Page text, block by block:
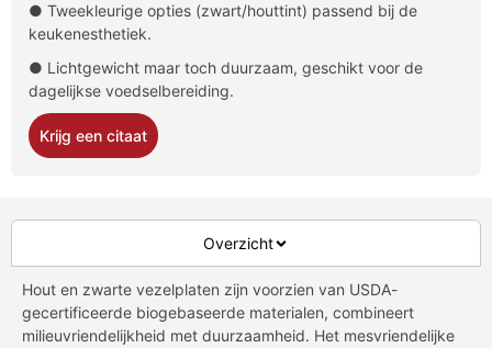
● Tweekleurige opties (zwart/houttint) passend bij de
keukenesthetiek.
● Lichtgewicht maar toch duurzaam, geschikt voor de
dagelijkse voedselbereiding.
Krijg een citaat
Overzicht
Hout en zwarte vezelplaten zijn voorzien van USDA-
gecertificeerde biogebaseerde materialen, combineert
milieuvriendelijkheid met duurzaamheid. Het mesvriendelijke